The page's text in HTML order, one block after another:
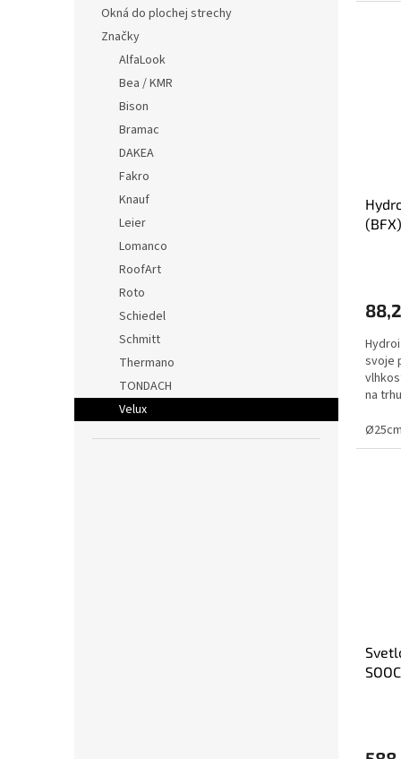
Okná do plochej strechy
Značky
AlfaLook
Bea / KMR
Bison
Bramac
DAKEA
Fakro
Knauf
Leier
Lomanco
RoofArt
Roto
Schiedel
Schmitt
Thermano
TONDACH
Velux
(BFX)
svoje
na